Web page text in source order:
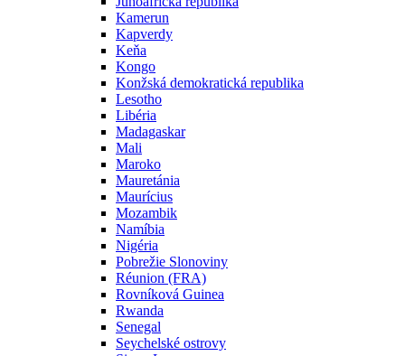
Kamerun
Kapverdy
Keňa
Kongo
Konžská demokratická republika
Lesotho
Libéria
Madagaskar
Mali
Maroko
Mauretánia
Maurícius
Mozambik
Namíbia
Nigéria
Pobrežie Slonoviny
Réunion (FRA)
Rovníková Guinea
Rwanda
Senegal
Seychelské ostrovy